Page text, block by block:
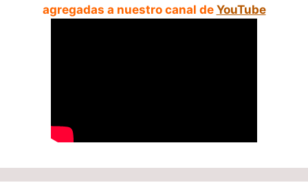
agregadas a nuestro canal de YouTube